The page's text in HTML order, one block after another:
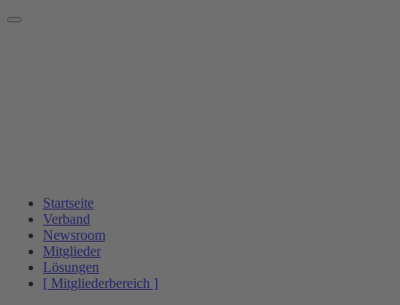
Startseite
Verband
Newsroom
Mitglieder
Lösungen
[ Mitgliederbereich ]